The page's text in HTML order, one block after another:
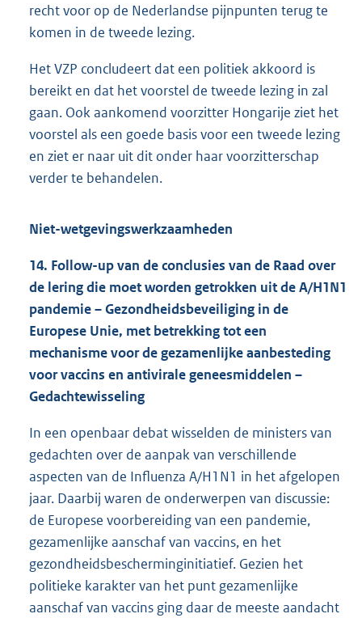
recht voor op de Nederlandse pijnpunten terug te
komen in de tweede lezing.
Het VZP concludeert dat een politiek akkoord is
bereikt en dat het voorstel de tweede lezing in zal
gaan. Ook aankomend voorzitter Hongarije ziet het
voorstel als een goede basis voor een tweede lezing
en ziet er naar uit dit onder haar voorzitterschap
verder te behandelen.
Niet-wetgevingswerkzaamheden
14. Follow-up van de conclusies van de Raad over
de lering die moet worden getrokken uit de A/H1N1
pandemie – Gezondheidsbeveiliging in de
Europese Unie, met betrekking tot een
mechanisme voor de gezamenlijke aanbesteding
voor vaccins en antivirale geneesmiddelen –
Gedachtewisseling
In een openbaar debat wisselden de ministers van
gedachten over de aanpak van verschillende
aspecten van de Influenza A/H1N1 in het afgelopen
jaar. Daarbij waren de onderwerpen van discussie:
de Europese voorbereiding van een pandemie,
gezamenlijke aanschaf van vaccins, en het
gezondheidsbescherminginitiatief. Gezien het
politieke karakter van het punt gezamenlijke
aanschaf van vaccins ging daar de meeste aandacht